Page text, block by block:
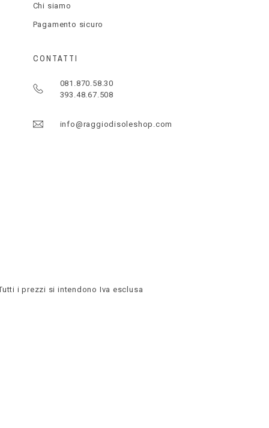
Chi siamo
Pagamento sicuro
CONTATTI
081.870.58.30
393.48.67.508
info@raggiodisoleshop.com
i prezzi si intendono Iva esclusa